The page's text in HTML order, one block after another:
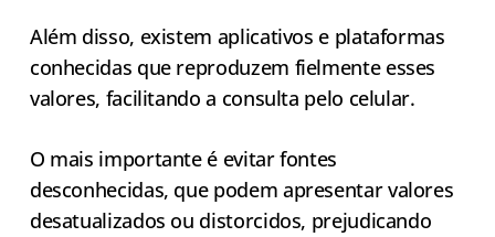
Além disso, existem aplicativos e plataformas
conhecidas que reproduzem fielmente esses
valores, facilitando a consulta pelo celular.
O mais importante é evitar fontes
desconhecidas, que podem apresentar valores
desatualizados ou distorcidos, prejudicando